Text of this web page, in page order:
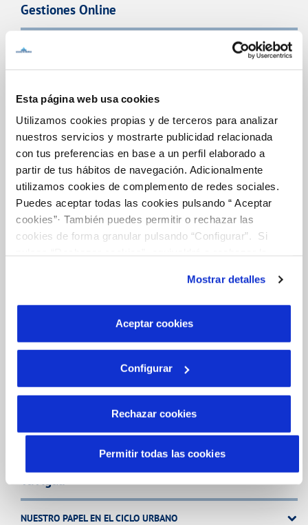
Esta página web usa cookies
Utilizamos cookies propias y de terceros para analizar
nuestros servicios y mostrarte publicidad relacionada
con tus preferencias en base a un perfil elaborado a
partir de tus hábitos de navegación. Adicionalmente
utilizamos cookies de complemento de redes sociales.
Puedes aceptar todas las cookies pulsando “ Aceptar
cookies”· También puedes permitir o rechazar las
cookies de forma granular pulsando “Configurar”. Si
son indispensables para que el sitio web funcione y que
por tanto no se pueden desactivar. Puedes consultar
más información en nuestraPolítica de Cookies
Mostrar detalles
Aceptar cookies
Configurar
Rechazar cookies
Permitir todas las cookies
Gestiones Online
FACTURAS, PAGOS Y CONSUMOS
MODIFICACIÓN DE DATOS
INCIDENCIAS
TODAS LAS GESTIONES
OTRAS GESTIONES
Tu Servicio
FACTURAS Y PRECIOS
COMPROMISO DE SERVICIO
Tu Agua
NUESTRO PAPEL EN EL CICLO URBANO